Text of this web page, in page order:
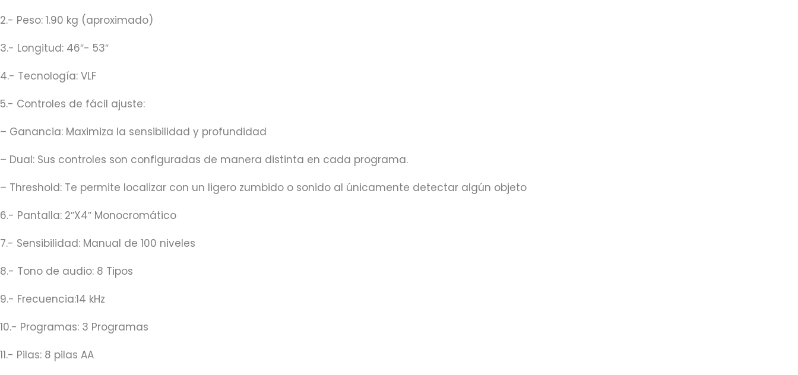
2.- Peso: 1.90 kg (aproximado)
3.- Longitud: 46″- 53″
4.- Tecnología: VLF
5.- Controles de fácil ajuste:
– Ganancia: Maximiza la sensibilidad y profundidad
– Dual: Sus controles son configuradas de manera distinta en cada programa.
– Threshold: Te permite localizar con un ligero zumbido o sonido al únicamente detectar algún objeto
6.- Pantalla: 2″X4″ Monocromático
7.- Sensibilidad: Manual de 100 niveles
8.- Tono de audio: 8 Tipos
9.- Frecuencia:14 kHz
10.- Programas: 3 Programas
11.- Pilas: 8 pilas AA